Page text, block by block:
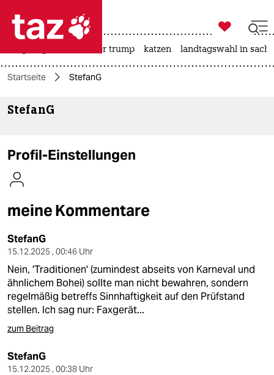
 taz zahl ich
themen
kultur
sport
berlin
nord
wahrheit
verlag

taz zahl ich
usa unter trump katzen landtagswahl in
Startseite StefanG
StefanG
Profil-Einstellungen
meine Kommentare
StefanG
15.12.2025 , 00:46 Uhr
Nein, 'Traditionen' (zumindest abseits von Karneval und
ähnlichem Bohei) sollte man nicht bewahren, sondern
regelmäßig betreffs Sinnhaftigkeit auf den Prüfstand
stellen. Ich sag nur: Faxgerät...
zum Beitrag
StefanG
15.12.2025 , 00:38 Uhr